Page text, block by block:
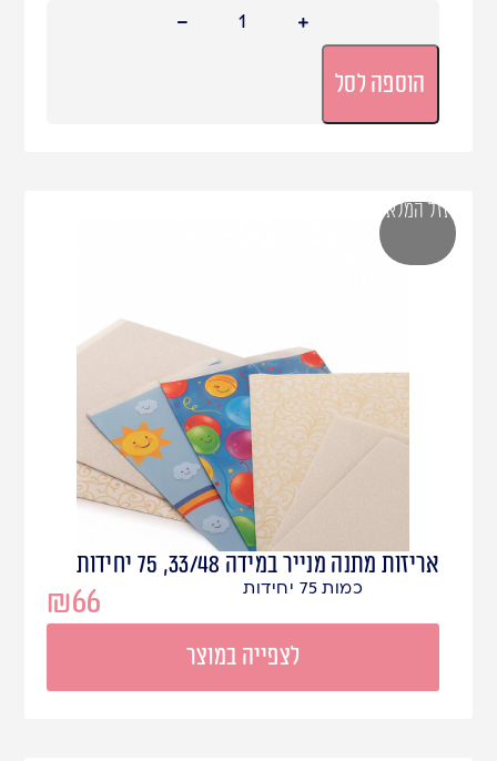
הוספה לסל
אריזות מתנה מנייר במידה 33/48, 75 יחידות
₪66 כמות 75 יחידות
לצפייה במוצר
אזל המלאי